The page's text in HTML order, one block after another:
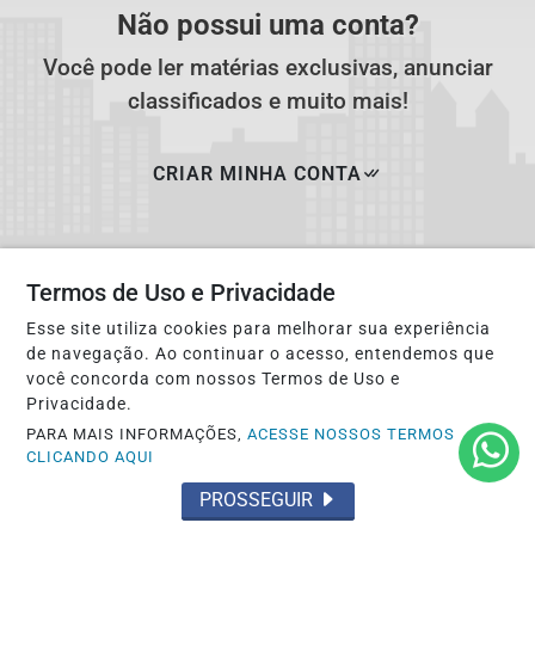
Não possui uma conta?
Você pode ler matérias exclusivas, anunciar
classificados e muito mais!
CRIAR MINHA CONTA
SOBRE | PAINEL DO LEITOR
Termos de Uso e Privacidade
Esse site utiliza cookies para melhorar sua experiência
de navegação. Ao continuar o acesso, entendemos que
você concorda com nossos Termos de Uso e
Privacidade.
PARA MAIS INFORMAÇÕES,ACESSE NOSSOS TERMOS
CLICANDO AQUI
PROSSEGUIR